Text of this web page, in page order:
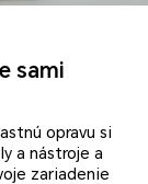
sami
opravu si
a nástroje a
zariadenie